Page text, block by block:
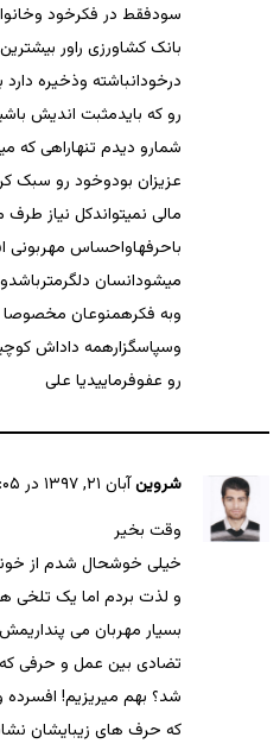
سودفقط در فکرخود
بانک کشاورزی راور
درخودانباشته وذخیره
رو که بایدمثبت اندیش
شمارو دیدم تنهاراهی که
عزیزان بودوخود رو سبک
مالی نمیتواندکل نیاز
باحرفهاواحساس مهربونی
میشودانسان
وبه فکرهمنوعان
وسپاسگزارهمه داداش
رو عفوفرماییدیا علی
شروینآبان ۲۱, ۱۳۹۷ در ۰:۰۵ ق٫ظ
وقت بخیر
خیلی خوشحال شدم از
و لذت بردم اما یک تلخی
بسیار مهربان می
تضادی بین عمل و حرفی
شد؟ بهم میریزیم! افسرده
که حرف های زیبایشان